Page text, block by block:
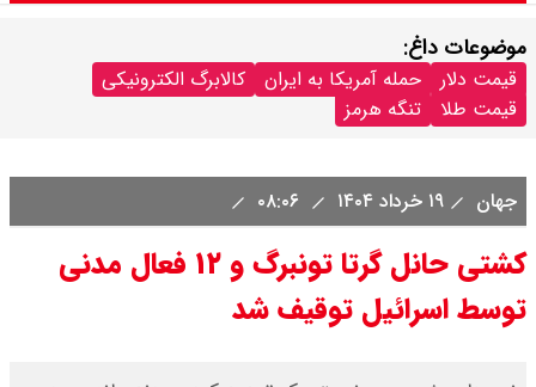
موضوعات داغ:
قیمت دلار حمله آمریکا به ایران
کالابرگ الکترونیکی
قیمت طلا
تنگه هرمز
جهان ۱۹ خرداد ۱۴۰۴
کشتی حانل گرتا تونبرگ و ۱۲ فعال مدنی
توسط اسرائیل توقیف شد